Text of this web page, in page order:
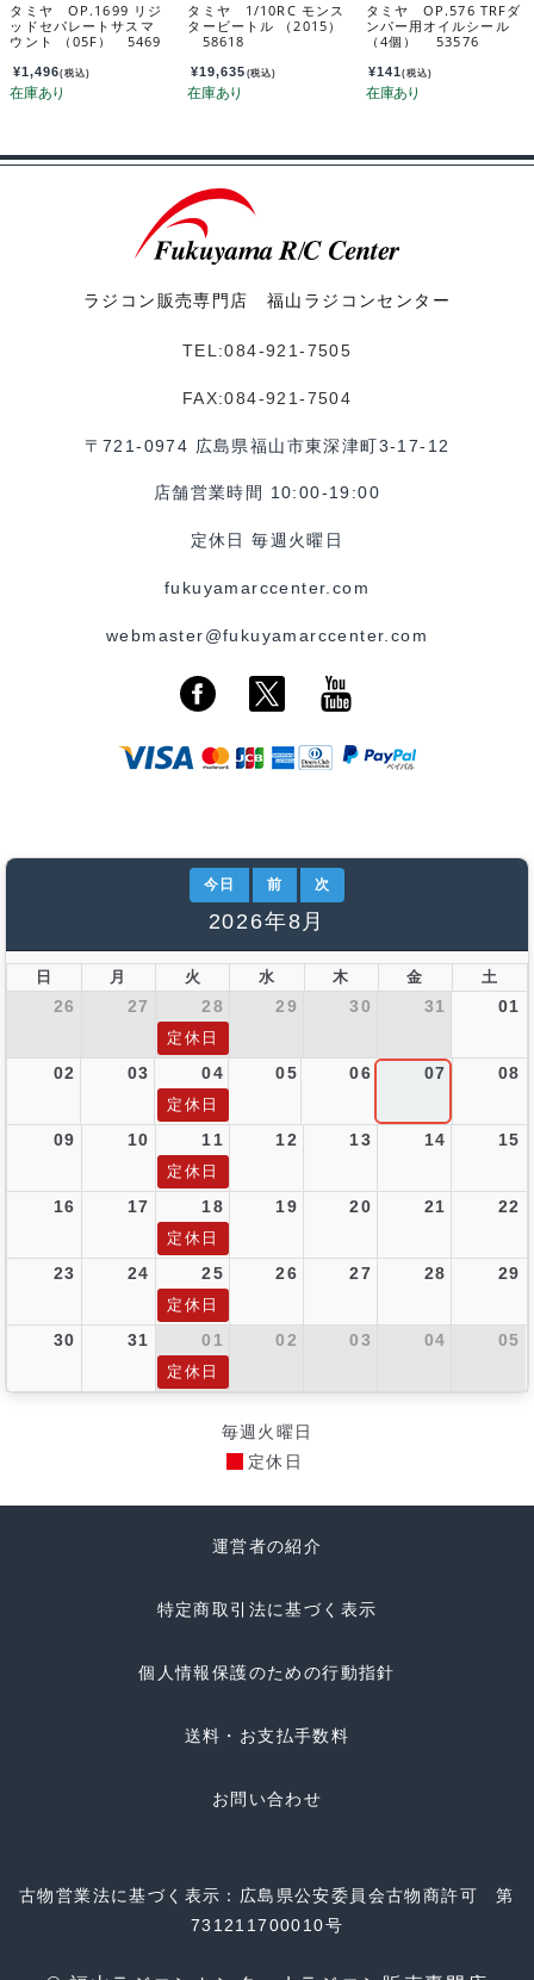
タミヤ OP.1699 リジ
ッドセパレートサスマ
ウント （05F） 5469
¥1,496(税込)
タミヤ 1/10RC モンス
タービートル （2015）
58618
¥19,635 (税込)
タミヤ OP.576 TRFダ
ンパー用オイルシール
（4個） 53576
¥141(税込)
ラジコン販売専門店 福山ラジコンセンター
TEL:084-921-7505
FAX:084-921-7504
〒721-0974 広島県福山市東深津町3-17-12
店舗営業時間 10:00-19:00
定休日 毎週火曜日
fukuyamarccenter.com
webmaster@fukuyamarccenter.com
今日 前 次
2026年8月
日 月 火 水 木 金 土
26 27 28 29 30 31 01
定休日
02 03 04 05 06 07 08
定休日
09 10 11 12 13 14 15
定休日
16 17 18 19 20 21 22
定休日
23 24 25 26 27 28 29
定休日
30 31 01 02 03 04 05
定休日
毎週火曜日
定休日
運営者の紹介
特定商取引法に基づく表示
個人情報保護のための行動指針
送料・お支払手数料
お問い合わせ
古物営業法に基づく表示：広島県公安委員会古物商許可 第
731211700010号